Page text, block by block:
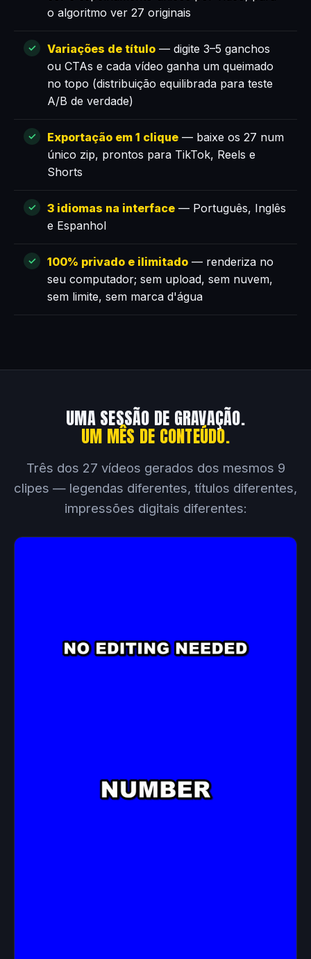
o algoritmo ver 27 originais
Variações de título — digite 3–5 ganchos
ou CTAs e cada vídeo ganha um queimado
no topo (distribuição equilibrada para teste
A/B de verdade)
Exportação em 1 clique — baixe os 27 num
único zip, prontos para TikTok, Reels e
Shorts
3 idiomas na interface — Português, Inglês
e Espanhol
100% privado e ilimitado — renderiza no
seu computador; sem upload, sem nuvem,
sem limite, sem marca d'água
UMA SESSÃO DE GRAVAÇÃO.
UM MÊS DE CONTEÚDO.
Três dos 27 vídeos gerados dos mesmos 9
clipes — legendas diferentes, títulos diferentes,
impressões digitais diferentes: